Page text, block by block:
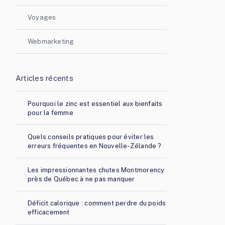
Voyages
Webmarketing
Articles récents
Pourquoi le zinc est essentiel aux bienfaits
pour la femme
Quels conseils pratiques pour éviter les
erreurs fréquentes en Nouvelle-Zélande ?
Les impressionnantes chutes Montmorency
près de Québec à ne pas manquer
Déficit calorique : comment perdre du poids
efficacement